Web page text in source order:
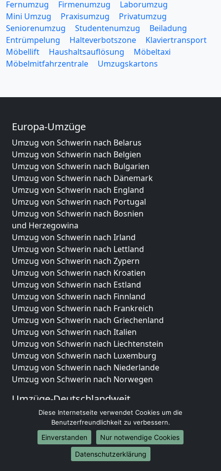
Fernumzug
Firmenumzug
Laborumzug
Mini Umzug
Praxisumzug
Privatumzug
Seniorenumzug
Studentenumzug
Beiladung
Entrümpelung
Halteverbotszone
Klaviertransport
Möbellift
Haushaltsauflösung
Möbeltaxi
Möbelmitfahrzentrale
Umzugskartons
Europa-Umzüge
Umzug von Schwerin nach Belarus
Umzug von Schwerin nach Belgien
Umzug von Schwerin nach Bulgarien
Umzug von Schwerin nach Dänemark
Umzug von Schwerin nach England
Umzug von Schwerin nach Portugal
Umzug von Schwerin nach Bosnien
und Herzegowina
Umzug von Schwerin nach Irland
Umzug von Schwerin nach Lettland
Umzug von Schwerin nach Zypern
Umzug von Schwerin nach Kroatien
Umzug von Schwerin nach Estland
Umzug von Schwerin nach Finnland
Umzug von Schwerin nach Frankreich
Umzug von Schwerin nach Griechenland
Umzug von Schwerin nach Italien
Umzug von Schwerin nach Liechtenstein
Umzug von Schwerin nach Luxemburg
Umzug von Schwerin nach Niederlande
Umzug von Schwerin nach Norwegen
Umzüge-Deutschlandweit
Umzug von Schwerin nach Berlin
Umzug von Schwerin nach Hamburg
Umzug von Schwerin nach München
Umzug von Schwerin nach Köln
Umzug von Schwerin nach Frankfurt am Main
Diese Internetseite verwendet Cookies um die
Benutzerfreundlichkeit zu verbessern.
Einverstanden
Nur notwendige Cookies
Datenschutzerklärung